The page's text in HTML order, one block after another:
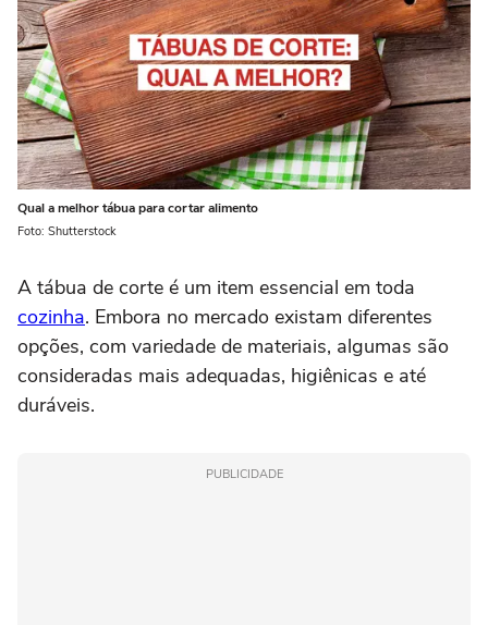
Qual a melhor tábua para cortar alimento
Foto: Shutterstock
A tábua de corte é um item essencial em toda
cozinha. Embora no mercado existam diferentes
opções, com variedade de materiais, algumas são
consideradas mais adequadas, higiênicas e até
duráveis.
PUBLICIDADE